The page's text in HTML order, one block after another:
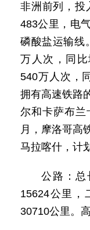
非洲前列，投
483公里，电
磷酸盐运输线
万人次，同
540万人次，
拥有高速铁路
尔和卡萨布兰
月，摩洛哥高
马拉喀什，计
公路：总
15624公里，
30710公里。